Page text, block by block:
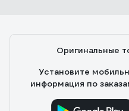
Оригинальные
Установите
информация по